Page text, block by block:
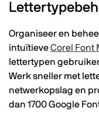
Organiseer en
intuïtieveCorel Font
lettertypen
Werk sneller met
netwerkopslag en
dan 1700 Google